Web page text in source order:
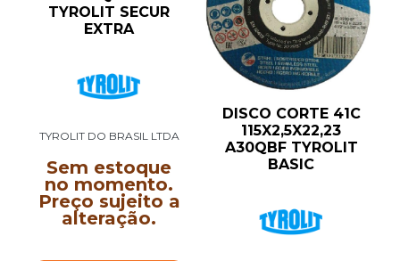
TYROLIT SECUR
EXTRA
TYROLIT DO BRASIL LTDA
Sem estoque
no momento.
Preço sujeito a
alteração.
DISCO CORTE 41C
115X2,5X22,23
A30QBF TYROLIT
BASIC